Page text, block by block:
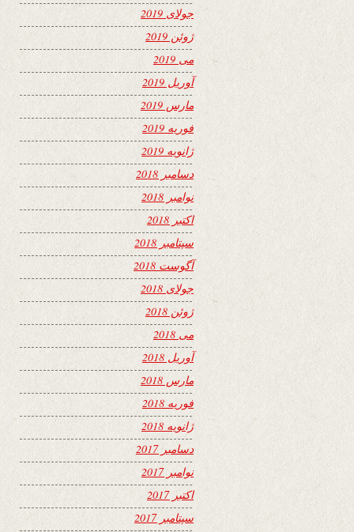
جولای 2019
ژوئن 2019
می 2019
آوریل 2019
مارس 2019
فوریه 2019
ژانویه 2019
دسامبر 2018
نوامبر 2018
اکتبر 2018
سپتامبر 2018
آگوست 2018
جولای 2018
ژوئن 2018
می 2018
آوریل 2018
مارس 2018
فوریه 2018
ژانویه 2018
دسامبر 2017
نوامبر 2017
اکتبر 2017
سپتامبر 2017